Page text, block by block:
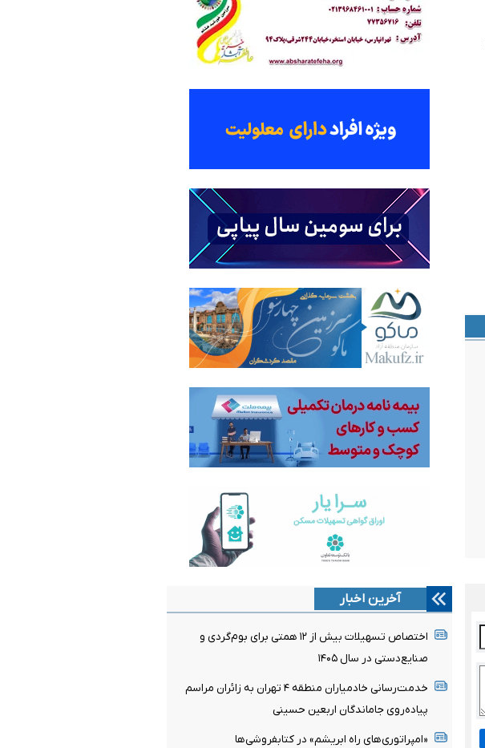
آخرین اخبار
اختصاص تسهیلات بیش از ۱۲ همتی برای بوم‌گردی و
صنایع‌دستی در سال ۱۴۰۵
خدمت‌رسانی خادمیاران منطقه ۴ تهران به زائران مراسم
پیاده‌روی جاماندگان اربعین حسینی
«امپراتوری‌های راه ابریشم» در کتابفروشی‌ها